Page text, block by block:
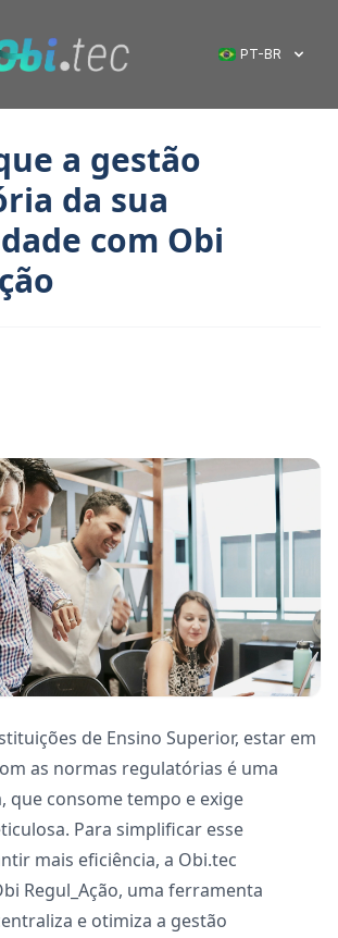
PT-BR
a gestão
da sua
com Obi
de Ensino Superior, estar em
as normas regulatórias é uma
que consome tempo e exige
Para simplificar esse
mais eficiência, a Obi.tec
Regul_Ação, uma ferramenta
e otimiza a gestão